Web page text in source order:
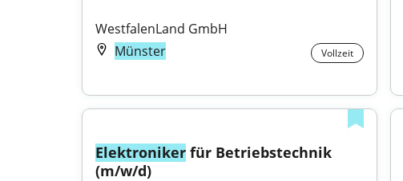
WestfalenLand GmbH
Münster
Vollzeit
Elektroniker für Betriebstechnik
(m/w/d)